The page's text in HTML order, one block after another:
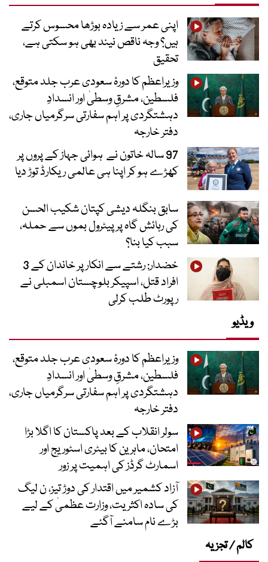
اپنی عمر سے زیادہ بوڑھا محسوس کرتے
ہیں؟ وجہ ناقص نیند بھی ہو سکتی ہے،
تحقیق
وزیراعظم کا دورۂ سعودی عرب جلد متوقع،
فلسطین، مشرقِ وسطیٰ اور انسدادِ
دہشتگردی پر اہم سفارتی سرگرمیاں جاری،
دفتر خارجہ
97 سالہ خاتون نے ہوائی جہاز کے پروں پر
کھڑے ہو کر اپنا ہی عالمی ریکارڈ توڑ دیا
سابق بنگلہ دیشی کپتان شکیب الحسن
کی رہائش گاہ پر پیٹرول بموں سے حملہ،
سبب کیا بنا؟
خضدار: رشتے سے انکار پر خاندان کے 3
افراد قتل، اسپیکر بلوچستان اسمبلی نے
رپورٹ طلب کرلی
ویڈیو
وزیراعظم کا دورۂ سعودی عرب جلد متوقع،
فلسطین، مشرقِ وسطیٰ اور انسدادِ
دہشتگردی پر اہم سفارتی سرگرمیاں جاری،
دفتر خارجہ
سولر انقلاب کے بعد پاکستان کا اگلا بڑا
امتحان، ماہرین کا بیٹری اسٹوریج اور
اسمارٹ گرڈز کی اہمیت پر زور
آزاد کشمیر میں اقتدار کی دوڑ تیز، ن لیگ
کی سادہ اکثریت، وزارت عظمیٰ کے لیے
بڑے نام سامنے آگئے
کالم / تجزیہ